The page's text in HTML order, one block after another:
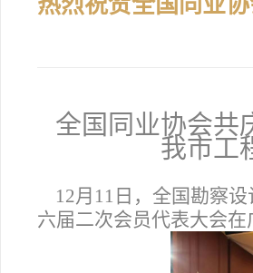
全国同业协会共
我市工
12月11日，全国勘察
六届二次会员代表大会在